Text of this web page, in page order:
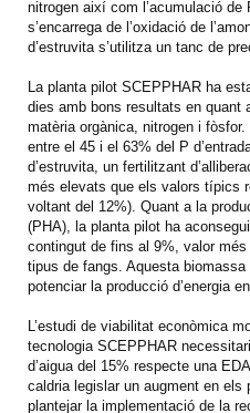
nitrogen així com l’acumulació
s’encarrega de l’oxidació de
d’estruvita s’utilitza un tanc de
La planta pilot SCEPPHAR ha
dies amb bons resultats en quant
matèria orgànica, nitrogen i
entre el 45 i el 63% del P
d’estruvita, un fertilitzant
més elevats que els valors típics
voltant del 12%). Quant a la
(PHA), la planta pilot ha
contingut de fins al 9%, valor
tipus de fangs. Aquesta
potenciar la producció d’energia
L’estudi de viabilitat econòmica
tecnologia SCEPPHAR
d’aigua del 15% respecte una
caldria legislar un augment en
plantejar la implementació de la